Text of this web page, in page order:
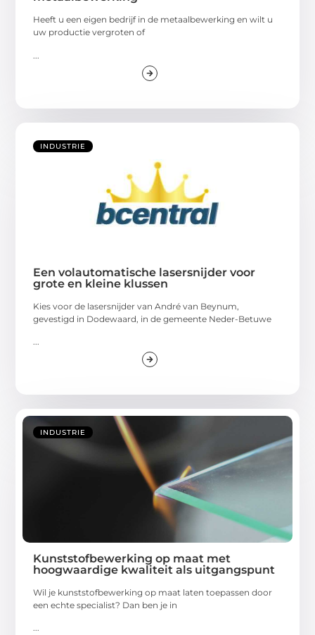
Heeft u een eigen bedrijf in de metaalbewerking en wilt u
uw productie vergroten of
INDUSTRIE
Een volautomatische lasersnijder voor
grote en kleine klussen
Kies voor de lasersnijder van André van Beynum,
gevestigd in Dodewaard, in de gemeente Neder-Betuwe
INDUSTRIE
Kunststofbewerking op maat met
hoogwaardige kwaliteit als uitgangspunt
Wil je kunststofbewerking op maat laten toepassen door
een echte specialist? Dan ben je in
...